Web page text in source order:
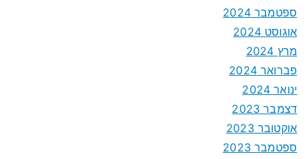
ספטמבר 2024
אוגוסט 2024
מרץ 2024
פברואר 2024
ינואר 2024
דצמבר 2023
אוקטובר 2023
ספטמבר 2023